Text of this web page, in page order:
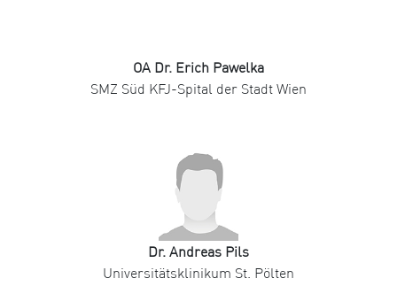
OA Dr. Erich Pawelka
SMZ Süd KFJ-Spital der Stadt Wien
Dr. Andreas Pils
Universitätsklinikum St. Pölten